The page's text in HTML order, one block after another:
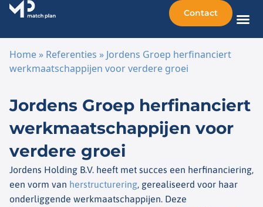
Contact
Home » Referenties » Jordens Groep herfinanciert
werkmaatschappijen voor verdere groei
Jordens Groep herfinanciert
werkmaatschappijen voor
verdere groei
Jordens Holding B.V. heeft met succes een herfinanciering,
een vorm van herstructurering, gerealiseerd voor haar
onderliggende werkmaatschappijen. Deze